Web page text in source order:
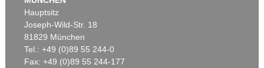
Hauptsitz
Joseph-Wild-Str. 18
81829 München
Tel.: +49 (0)89 55 244-0
Fax: +49 (0)89 55 244-177